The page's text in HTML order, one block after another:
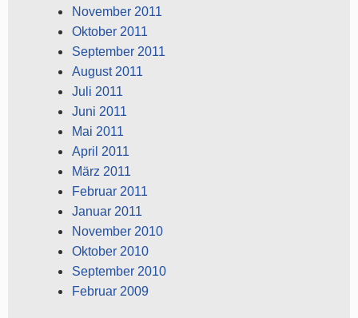
November 2011
Oktober 2011
September 2011
August 2011
Juli 2011
Juni 2011
Mai 2011
April 2011
März 2011
Februar 2011
Januar 2011
November 2010
Oktober 2010
September 2010
Februar 2009